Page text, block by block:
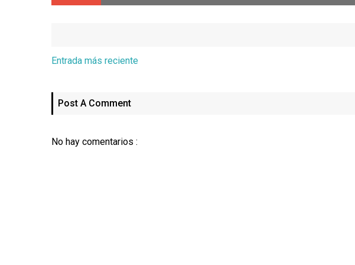
Entrada más reciente
Post A Comment
No hay comentarios :